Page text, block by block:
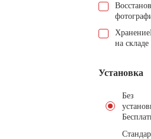
Хранение
на складе
Установка
Без